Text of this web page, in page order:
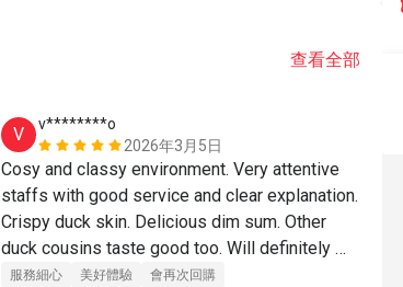
查看全部
V
v********o
2026年3月5日
Cosy and classy environment. Very attentive
staffs with good service and clear explanation.
Crispy duck skin. Delicious dim sum. Other
duck cousins taste good too. Will definitely
recommend to my friends and come again.
服務細心 美好體驗 會再次回購